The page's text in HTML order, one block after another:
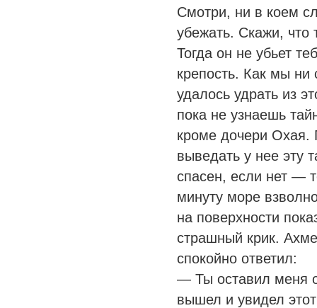
Смотри, ни в коем
убежать. Скажи,
Тогда он не убьет
крепость. Как мы ни
удалось удрать из
пока не узнаешь
кроме дочери Охая.
выведать у нее эту
спасен, если нет —
минуту море
на поверхности
страшный крик.
спокойно ответил:
— Ты оставил меня
вышел и увидел